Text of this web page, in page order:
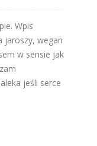
Wpis
jaroszy, wegan
w sensie jak
jeśli serce